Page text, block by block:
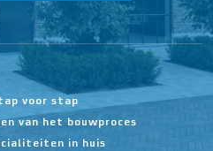
voor stap
van het bouwproces
in huis